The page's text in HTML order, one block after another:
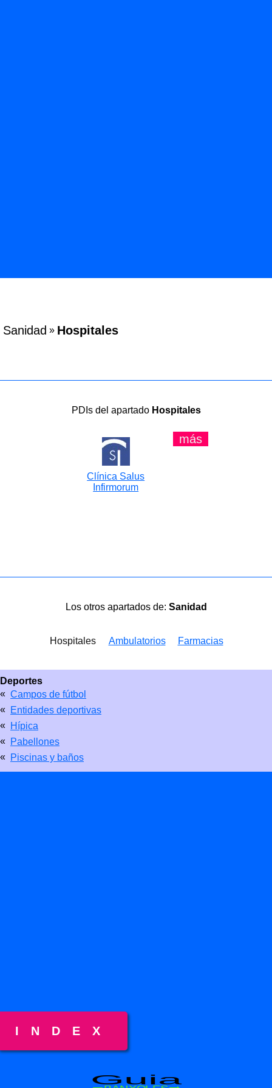
Sanidad » Hospitales
PDIs del apartado Hospitales
Clínica Salus
Infirmorum
más
Los otros apartados de: Sanidad
Hospitales Ambulatorios Farmacias
Deportes
« Campos de fútbol
« Entidades deportivas
« Hípica
« Pabellones
« Piscinas y baños
Guia
INDEX